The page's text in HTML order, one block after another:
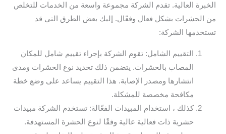
الخبرة العالية. تقدم الشركة مجموعة واسعة من الخدمات للتخلص
من الحشرات بشكل فعال وفعّال. إليك بعض الطرق التي قد
تستخدمها الشركة:
التقييم الشامل: تقوم الشركة بإجراء تقييم شامل للمكان
المصاب بالحشرات. يتضمن ذلك تحديد نوع الحشرات ومدى
انتشارها ومصدر الإصابة. هذا التقييم يساعد على وضع خطة
مكافحة مخصصة للمشكلة.
كذلك ، استخدام المبيدات الفعّالة: تستخدم الشركة مبيدات
حشرية ذات فعالية عالية وفقًا لنوع الحشرة المستهدفة.